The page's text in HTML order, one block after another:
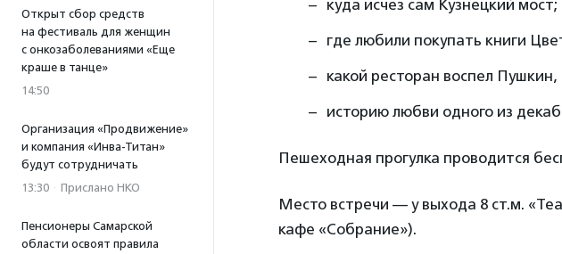
Открыт сбор средств
на фестиваль для женщин
с онкозаболеваниями «Еще
краше в танце»
14:50
Организация «Продвижение»
и компания «Инва-Титан»
будут сотрудничать
13:30 · Прислано НКО
Пенсионеры Самарской
области освоят правила
куда исчез сам Кузнецкий мост;
где любили покупать книги
какой ресторан воспел
историю любви одного из
Пешеходная прогулка проводится
Место встречи — у выхода 8 ст.м.
кафе «Собрание»).